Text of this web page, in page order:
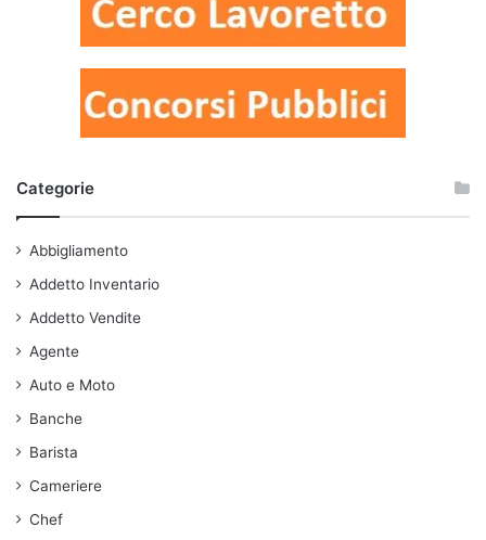
Categorie
Abbigliamento
Addetto Inventario
Addetto Vendite
Agente
Auto e Moto
Banche
Barista
Cameriere
Chef